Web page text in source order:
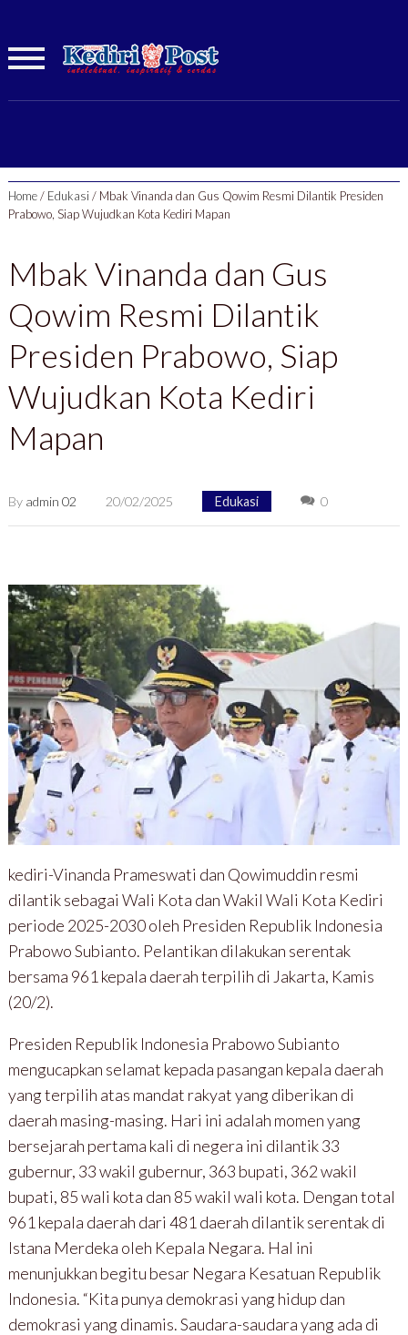
Home/ Edukasi / Mbak Vinanda dan Gus Qowim Resmi Dilantik Presiden
Prabowo, Siap Wujudkan Kota Kediri Mapan
Mbak Vinanda dan Gus
Qowim Resmi Dilantik
Presiden Prabowo, Siap
Wujudkan Kota Kediri
Mapan
By admin 02 20/02/2025 Edukasi 0
kediri-Vinanda Prameswati dan Qowimuddin resmi
dilantik sebagai Wali Kota dan Wakil Wali Kota Kediri
periode 2025-2030 oleh Presiden Republik Indonesia
Prabowo Subianto. Pelantikan dilakukan serentak
bersama 961 kepala daerah terpilih di Jakarta, Kamis
(20/2).
Presiden Republik Indonesia Prabowo Subianto
mengucapkan selamat kepada pasangan kepala daerah
yang terpilih atas mandat rakyat yang diberikan di
daerah masing-masing. Hari ini adalah momen yang
bersejarah pertama kali di negera ini dilantik 33
gubernur, 33 wakil gubernur, 363 bupati, 362 wakil
bupati, 85 wali kota dan 85 wakil wali kota. Dengan total
961 kepala daerah dari 481 daerah dilantik serentak di
Istana Merdeka oleh Kepala Negara. Hal ini
menunjukkan begitu besar Negara Kesatuan Republik
Indonesia. “Kita punya demokrasi yang hidup dan
demokrasi yang dinamis. Saudara-saudara yang ada di